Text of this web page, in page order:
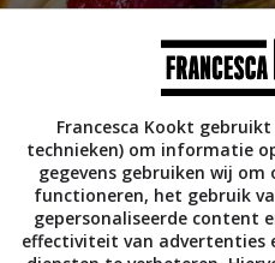
Francesca Kookt
technieken) om informatie
gegevens gebruiken wij
functioneren, het gebruik
gepersonaliseerde content
effectiviteit van advertenties